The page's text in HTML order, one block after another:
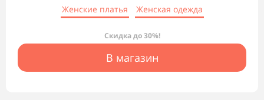
Женские платья Женская одежда
Скидка до 30%!
В магазин